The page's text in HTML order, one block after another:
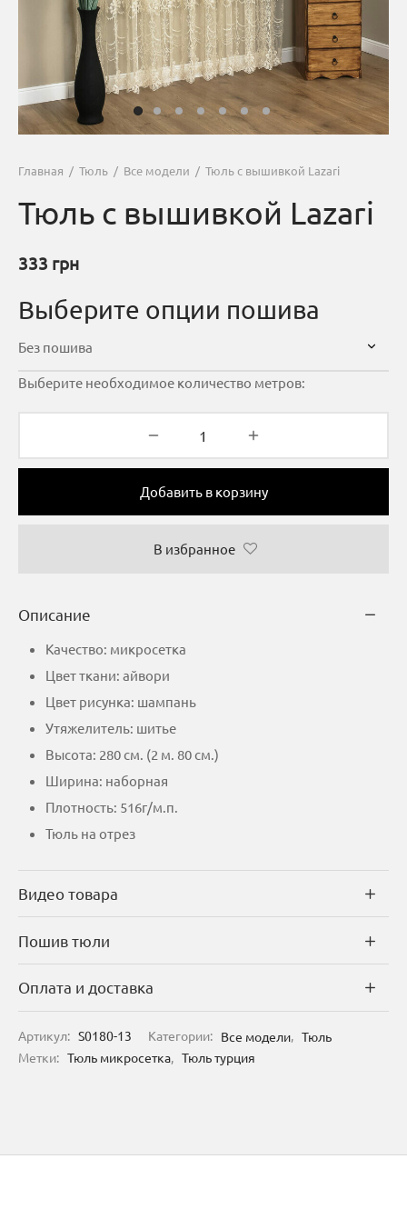
Главная / Тюль / Все модели / Тюль с вышивкой Lazari
Тюль с вышивкой Lazari
333 грн
Выберите опции пошива
Выберите необходимое количество метров:
Добавить в корзину
В избранное
Описание
Качество: микросетка
Цвет ткани: айвори
Цвет рисунка: шампань
Утяжелитель: шитье
Высота: 280 см. (2 м. 80 см.)
Ширина: наборная
Плотность: 516г/м.п.
Тюль на отрез
Видео товара
Пошив тюли
Оплата и доставка
Артикул: S0180-13 Категории: Все модели, Тюль
Метки: Тюль микросетка, Тюль турция